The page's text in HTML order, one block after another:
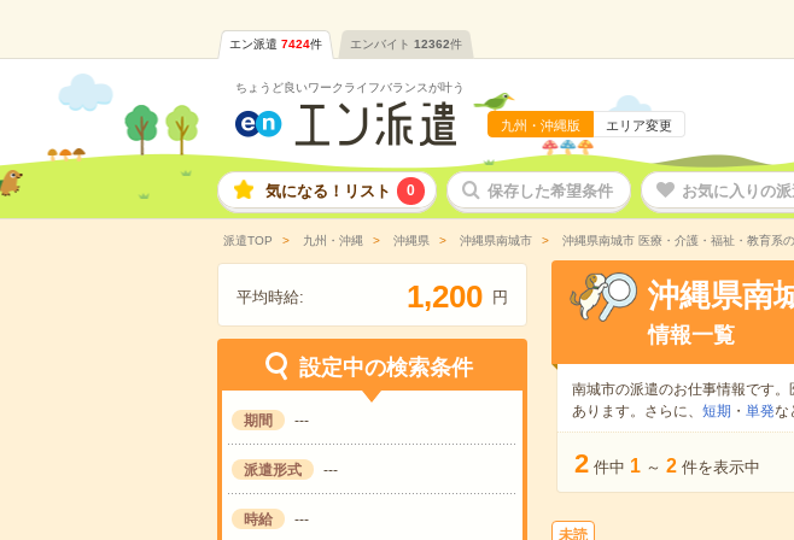
エン派遣 7424件 エンバイト 12362件
ちょうど良いワークライフバランスが叶う
九州・沖縄版 エリア変更
気になる！リスト 0 保存した希望条件 お気に入りの
派遣TOP 九州・沖縄 沖縄県 沖縄県南城市 沖縄県南城市 医療・介護・福祉・教育系
平均時給: 1,200 円
設定中の検索条件
期間 ---
派遣形式 ---
時給 ---
沖縄県南
情報一覧
南城市の派遣のお仕事情報です。
あります。さらに、 短期 ・ 単発な
2 件中 1 ～ 2 件を表示中
未読